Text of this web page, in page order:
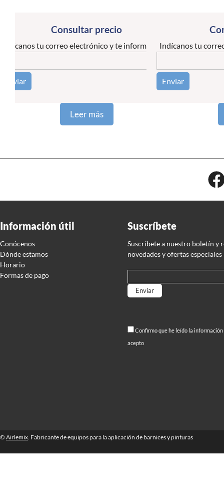
Consultar precio
Indícanos tu correo electrónico y te informaremos
Por favor, deja este campo vacío.
Leer más
Indícanos tu
Información útil
Conócenos
Dónde estamos
Horario
Formas de pago
Suscríbete
Suscríbete a nuestro boletín y
novedades y ofertas especiales
Confirmo que he leído la
acepto
© Airlemix. Fabricante de equipos para la aplicación de barnices y pinturas